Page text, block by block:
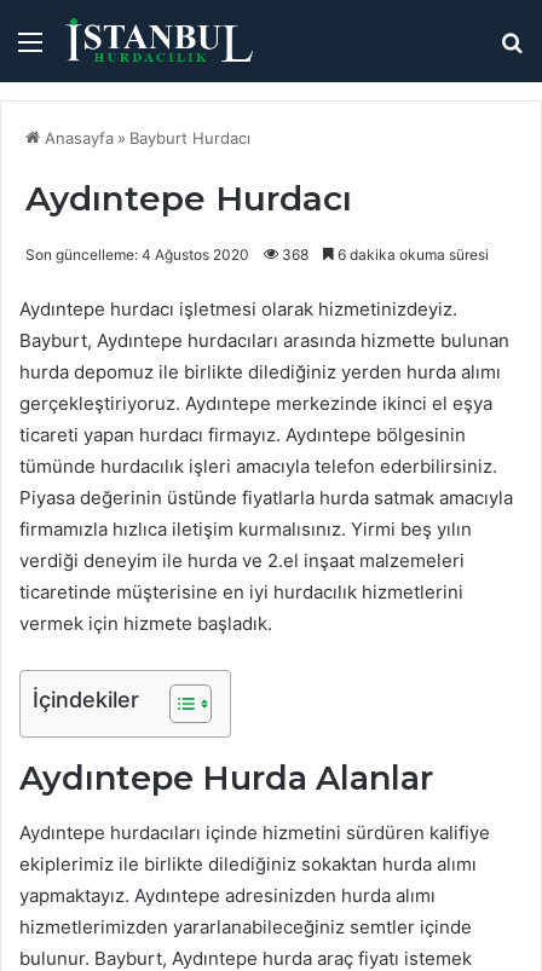
Menü
Anasayfa » Bayburt Hurdacı
Aydıntepe Hurdacı
Son güncelleme: 4 Ağustos 2020 368 6 dakika okuma süresi
Aydıntepe hurdacı işletmesi olarak hizmetinizdeyiz.
Bayburt, Aydıntepe hurdacıları arasında hizmette bulunan
hurda depomuz ile birlikte dilediğiniz yerden hurda alımı
gerçekleştiriyoruz. Aydıntepe merkezinde ikinci el eşya
ticareti yapan hurdacı firmayız. Aydıntepe bölgesinin
tümünde hurdacılık işleri amacıyla telefon ederbilirsiniz.
Piyasa değerinin üstünde fiyatlarla hurda satmak amacıyla
firmamızla hızlıca iletişim kurmalısınız. Yirmi beş yılın
verdiği deneyim ile hurda ve 2.el inşaat malzemeleri
ticaretinde müşterisine en iyi hurdacılık hizmetlerini
vermek için hizmete başladık.
İçindekiler
Aydıntepe Hurda Alanlar
Aydıntepe hurdacıları içinde hizmetini sürdüren kalifiye
ekiplerimiz ile birlikte dilediğiniz sokaktan hurda alımı
yapmaktayız. Aydıntepe adresinizden hurda alımı
hizmetlerimizden yararlanabileceğiniz semtler içinde
bulunur. Bayburt, Aydıntepe hurda araç fiyatı istemek